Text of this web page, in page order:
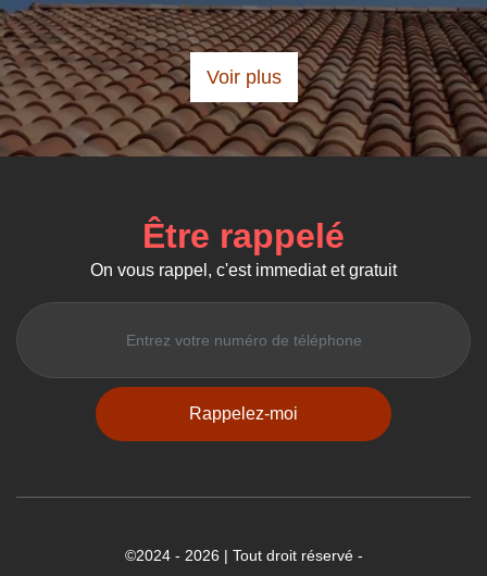
Voir plus
Être rappelé
On vous rappel, c'est immediat et gratuit
©2024 - 2026 | Tout droit réservé -